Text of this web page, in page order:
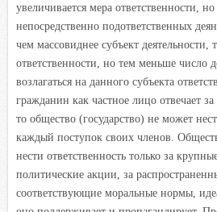
увеличивается мера ответственности,
непосредственно подответственных
чем массовиднее субъект
ответственности, но тем меньше число
возлагаться на данного субъекта
гражданин как частное лицо отвечает
то общество (государство) не может
каждый поступок своих членов.
нести ответственность только за
политические акции, за
соответствующие моральные нормы,